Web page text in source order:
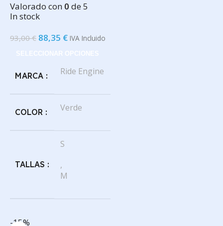
Valorado con 0 de 5
In stock
93,00€ 88,35 € IVA Incluido
SELECCIONAR OPCIONES
MARCA Ride Engine
COLOR Verde
TALLAS
S
,
M
-15%